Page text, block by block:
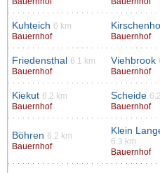
Kuhteich 6 km
Bauernhof
Bauernhof
Friedensthal 6.1 km
Bauernhof
Viehbrook
Bauernhof
Kiekut 6.2 km
Bauernhof
Scheide
Bauernhof
Böhren 6.2 km
Bauernhof
Klein
6.3 km
Bauernhof